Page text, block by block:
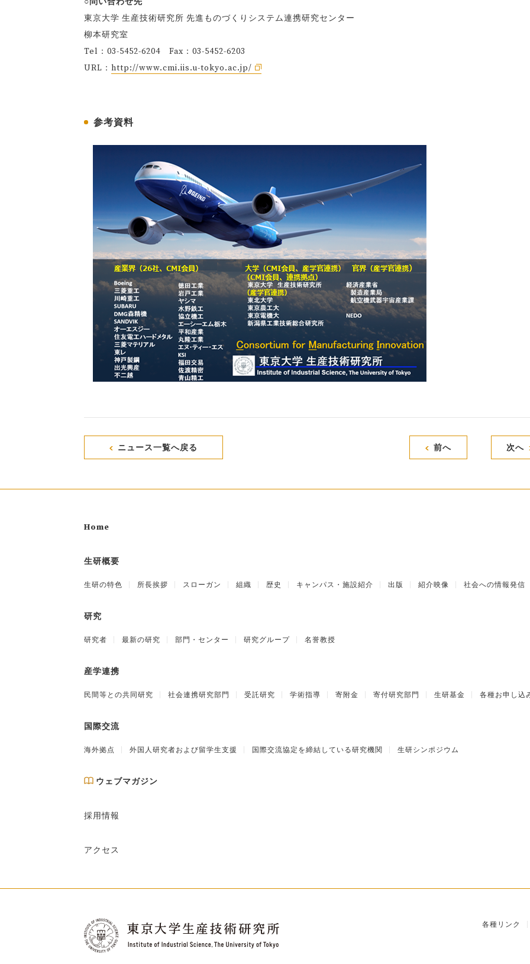
東京大学 生産技術研究所 先進ものづくりシステム連携研究センター
柳本研究室
Tel：03-5452-6204 Fax：03-5452-6203
URL： http://www.cmi.iis.u-tokyo.ac.jp/
参考資料
ニュース一覧へ戻る 前へ 次へ
Home
生研概要
生研の特色 所長挨拶 スローガン 組織 歴史 キャンパス・施設紹介 出版 紹介映像 社会への情報発信
研究
研究者 最新の研究 部門・センター 研究グループ 名誉教授
産学連携
民間等との共同研究 社会連携研究部門 受託研究 学術指導 寄附金 寄付研究部門 生研基金 各種お申し込
国際交流
海外拠点 外国人研究者および留学生支援 国際交流協定を締結している研究機関 生研シンポジウム
ウェブマガジン
採用情報
アクセス
各種リンク